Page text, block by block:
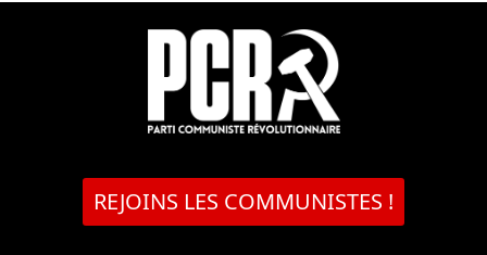
REJOINS LES COMMUNISTES !